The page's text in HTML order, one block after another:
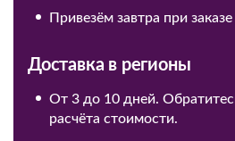
Привезём завтра при
Доставка в регионы
От 3 до 10 дней.
расчёта стоимости.